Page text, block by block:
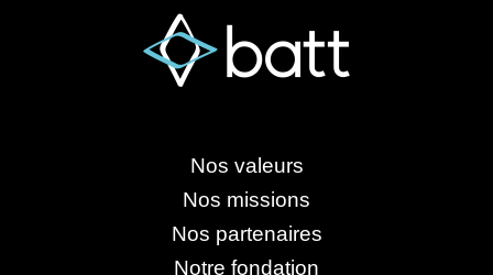
Nos valeurs
Nos missions
Nos partenaires
Notre fondation